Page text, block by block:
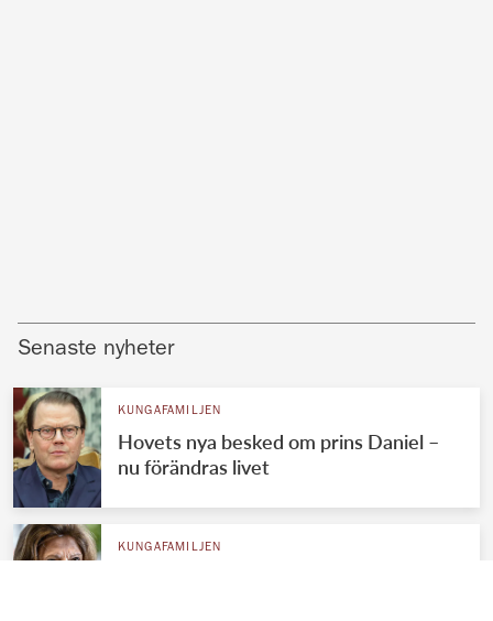
Senaste nyheter
KUNGAFAMILJEN
Hovets nya besked om prins Daniel –
nu förändras livet
KUNGAFAMILJEN